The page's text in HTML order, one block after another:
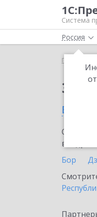
Система
Россия
Главная
в
Бор